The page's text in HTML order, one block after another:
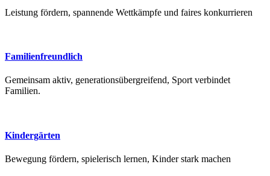
Leistung fördern, spannende Wettkämpfe und faires konkurrieren
Familienfreundlich
Gemeinsam aktiv, generationsübergreifend, Sport verbindet
Familien.
Kindergärten
Bewegung fördern, spielerisch lernen, Kinder stark machen